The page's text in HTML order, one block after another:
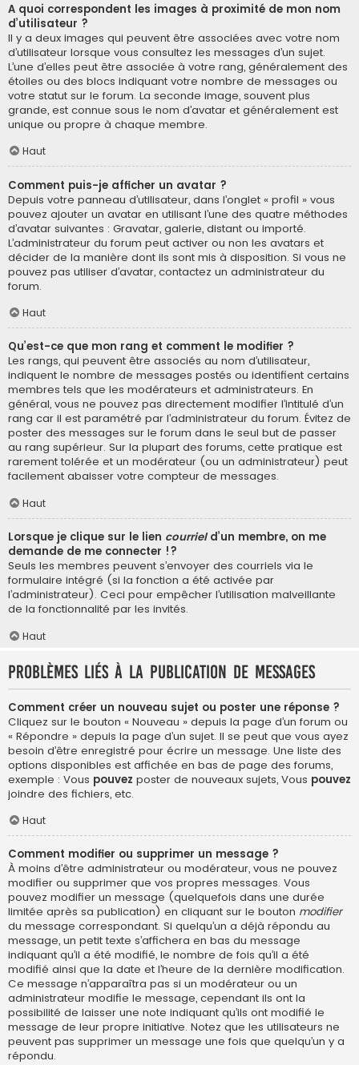
A quoi correspondent les images à proximité de mon nom
d’utilisateur ?
Il y a deux images qui peuvent être associées avec votre nom
d’utilisateur lorsque vous consultez les messages d’un sujet.
L’une d’elles peut être associée à votre rang, généralement des
étoiles ou des blocs indiquant votre nombre de messages ou
votre statut sur le forum. La seconde image, souvent plus
grande, est connue sous le nom d’avatar et généralement est
unique ou propre à chaque membre.
Haut
Comment puis-je afficher un avatar ?
Depuis votre panneau d’utilisateur, dans l’onglet « profil » vous
pouvez ajouter un avatar en utilisant l’une des quatre méthodes
d’avatar suivantes : Gravatar, galerie, distant ou importé.
L’administrateur du forum peut activer ou non les avatars et
décider de la manière dont ils sont mis à disposition. Si vous ne
pouvez pas utiliser d’avatar, contactez un administrateur du
forum.
Haut
Qu’est-ce que mon rang et comment le modifier ?
Les rangs, qui peuvent être associés au nom d’utilisateur,
indiquent le nombre de messages postés ou identifient certains
membres tels que les modérateurs et administrateurs. En
général, vous ne pouvez pas directement modifier l’intitulé d’un
rang car il est paramétré par l’administrateur du forum. Évitez de
poster des messages sur le forum dans le seul but de passer
au rang supérieur. Sur la plupart des forums, cette pratique est
rarement tolérée et un modérateur (ou un administrateur) peut
facilement abaisser votre compteur de messages.
Haut
Lorsque je clique sur le lien courrield’un membre, on me
demande de me connecter !?
Seuls les membres peuvent s’envoyer des courriels via le
formulaire intégré (si la fonction a été activée par
l’administrateur). Ceci pour empêcher l’utilisation malveillante
de la fonctionnalité par les invités.
Haut
Problèmes liés à la publication de messages
Comment créer un nouveau sujet ou poster une réponse ?
Cliquez sur le bouton « Nouveau » depuis la page d’un forum ou
« Répondre » depuis la page d’un sujet. Il se peut que vous ayez
besoin d’être enregistré pour écrire un message. Une liste des
options disponibles est affichée en bas de page des forums,
exemple : Vous pouvez poster de nouveaux sujets, Vous pouvez
joindre des fichiers, etc.
Haut
Comment modifier ou supprimer un message ?
À moins d’être administrateur ou modérateur, vous ne pouvez
modifier ou supprimer que vos propres messages. Vous
pouvez modifier un message (quelquefois dans une durée
limitée après sa publication) en cliquant sur le bouton modifier
du message correspondant. Si quelqu’un a déjà répondu au
message, un petit texte s’affichera en bas du message
indiquant qu’il a été modifié, le nombre de fois qu’il a été
modifié ainsi que la date et l’heure de la dernière modification.
Ce message n’apparaîtra pas si un modérateur ou un
administrateur modifie le message, cependant ils ont la
possibilité de laisser une note indiquant qu’ils ont modifié le
message de leur propre initiative. Notez que les utilisateurs ne
peuvent pas supprimer un message une fois que quelqu’un y a
répondu.